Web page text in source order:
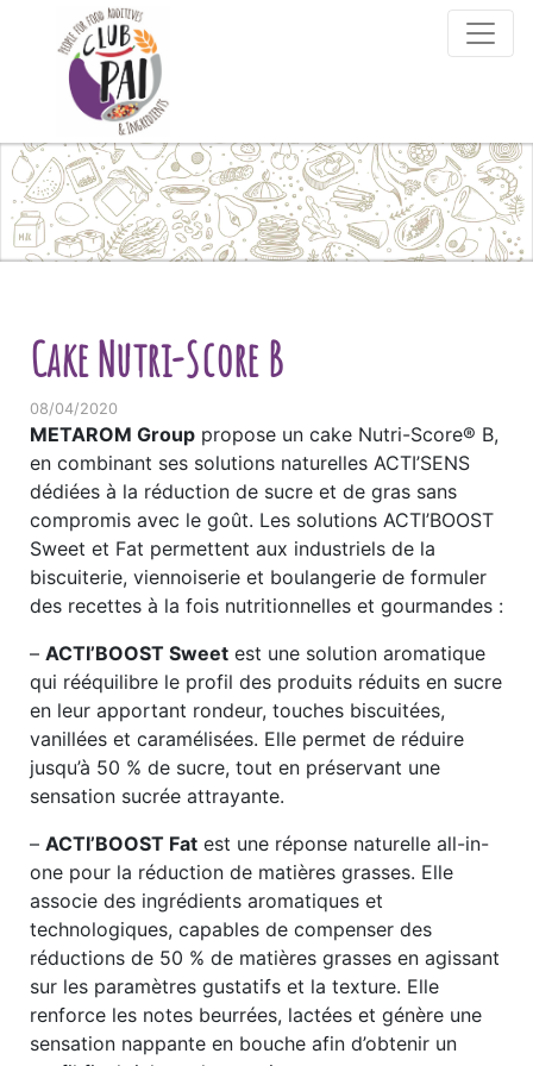
Skip to content
Cake Nutri-Score B
08/04/2020
METAROM Group propose un cake Nutri-Score® B,
en combinant ses solutions naturelles ACTI’SENS
dédiées à la réduction de sucre et de gras sans
compromis avec le goût. Les solutions ACTI’BOOST
Sweet et Fat permettent aux industriels de la
biscuiterie, viennoiserie et boulangerie de formuler
des recettes à la fois nutritionnelles et gourmandes :
– ACTI’BOOST Sweet est une solution aromatique
qui rééquilibre le profil des produits réduits en sucre
en leur apportant rondeur, touches biscuitées,
vanillées et caramélisées. Elle permet de réduire
jusqu’à 50 % de sucre, tout en préservant une
sensation sucrée attrayante.
– ACTI’BOOST Fat est une réponse naturelle all-in-
one pour la réduction de matières grasses. Elle
associe des ingrédients aromatiques et
technologiques, capables de compenser des
réductions de 50 % de matières grasses en agissant
sur les paramètres gustatifs et la texture. Elle
renforce les notes beurrées, lactées et génère une
sensation nappante en bouche afin d’obtenir un